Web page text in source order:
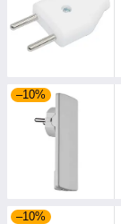
–10%
–10%